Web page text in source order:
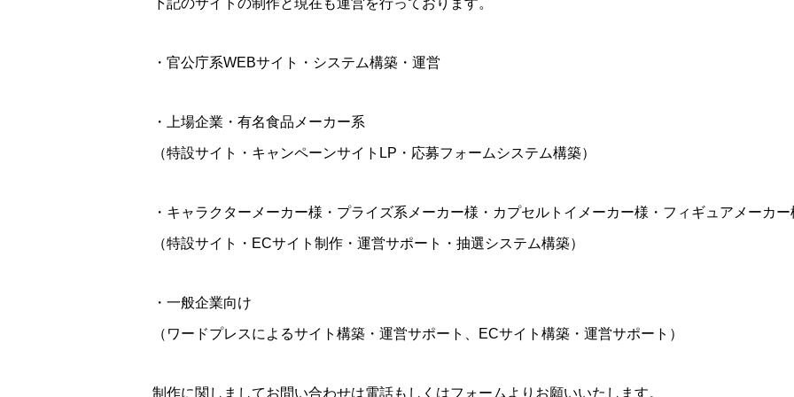
未分類
未分類
下記のサイトの制作と現在も運営を行っております。
・官公庁系WEBサイト・システム構築・運営
・上場企業・有名食品メーカー系
（特設サイト・キャンペーンサイトLP・応募フォームシステム構築）
・キャラクターメーカー様・プライズ系メーカー様・カプセルトイメーカー様・フィギュアメーカ
（特設サイト・ECサイト制作・運営サポート・抽選システム構築）
・一般企業向け
（ワードプレスによるサイト構築・運営サポート、ECサイト構築・運営サポート）
制作に関しましてお問い合わせは電話もしくはフォームよりお願いいたします。